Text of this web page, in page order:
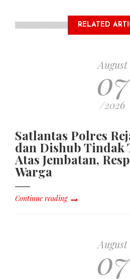
RELATED
August
07
/2026
Satlantas Polres
dan Dishub
Atas Jembatan,
Warga
Continue reading
August
07